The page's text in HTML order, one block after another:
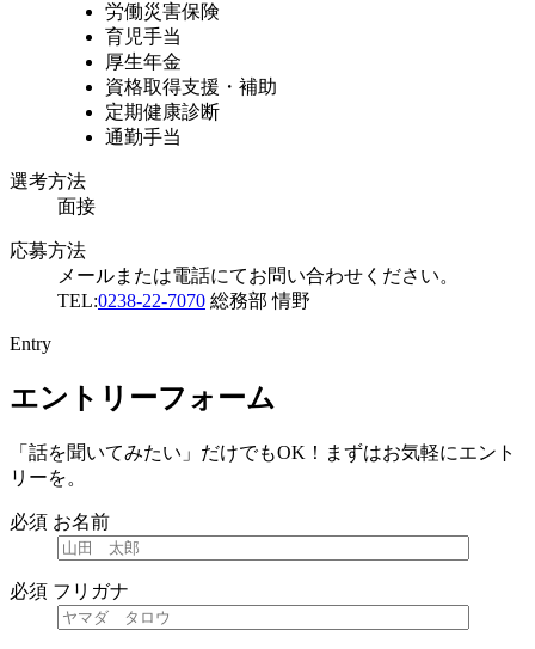
労働災害保険
育児手当
厚生年金
資格取得支援・補助
定期健康診断
通勤手当
選考方法
面接
応募方法
メールまたは電話にてお問い合わせください。
TEL:0238-22-7070 総務部 情野
Entry
エントリーフォーム
「話を聞いてみたい」だけでもOK！まずはお気軽にエント
リーを。
必須 お名前
必須 フリガナ